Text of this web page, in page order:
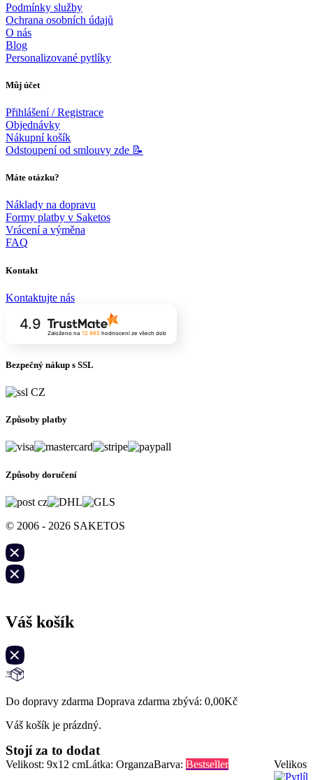
Podmínky služby
Ochrana osobních údajů
O nás
Blog
Personalizované pytlíky
Můj účet
Přihlášení / Registrace
Objednávky
Nákupní košík
Odstoupení od smlouvy zde 📝
Máte otázku?
Náklady na dopravu
Formy platby v Saketos
Vrácení a výměna
FAQ
Kontakt
Kontaktujte nás
4.9
Založeno na 12 965hodnocení ze všech dob
Bezpečný nákup s SSL
Způsoby platby
Způsoby doručení
© 2006 - 2026 SAKETOS
Váš košík
Do dopravy zdarma Doprava zdarma zbývá: 0,00Kč
Váš košík je prázdný.
Stojí za to dodat
Velikost: 9x12 cmLátka: OrganzaBarva: Bestseller